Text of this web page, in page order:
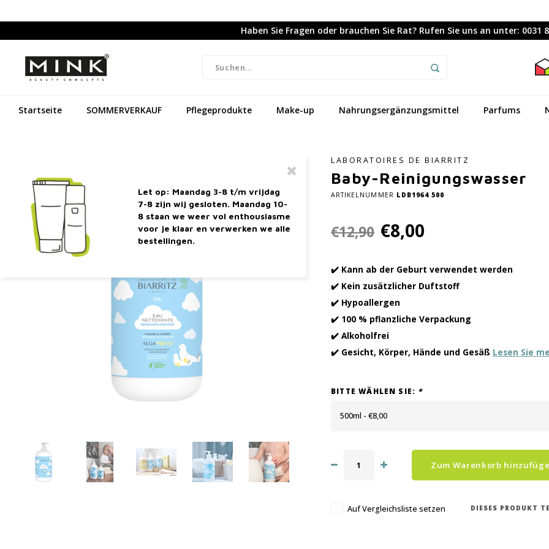
Haben Sie Fragen oder brauchen Sie Rat? Rufen Sie uns an unter: 0031
Startseite SOMMERVERKAUF Pflegeprodukte Make-up Nahrungsergänzungsmittel Parfums
Let op: Maandag 3-8 t/m vrijdag
7-8 zijn wij gesloten. Maandag 10-
8 staan we weer vol enthousiasme
voor je klaar en verwerken we alle
bestellingen.
LABORATOIRES DE BIARRITZ
Baby-Reinigungswasser
ARTIKELNUMMER LDB1964 500
€12,90 €8,00
✔️ Kann ab der Geburt verwendet werden
✔️ Kein zusätzlicher Duftstoff
✔️ Hypoallergen
✔️ 100 % pflanzliche Verpackung
✔️ Alkoholfrei
✔️ Gesicht, Körper, Hände und Gesäß Lesen Sie
BITTE WÄHLEN SIE: *
500ml - €8,00
Zum Warenkorb
Auf Vergleichsliste setzen DIESES PRODUKT